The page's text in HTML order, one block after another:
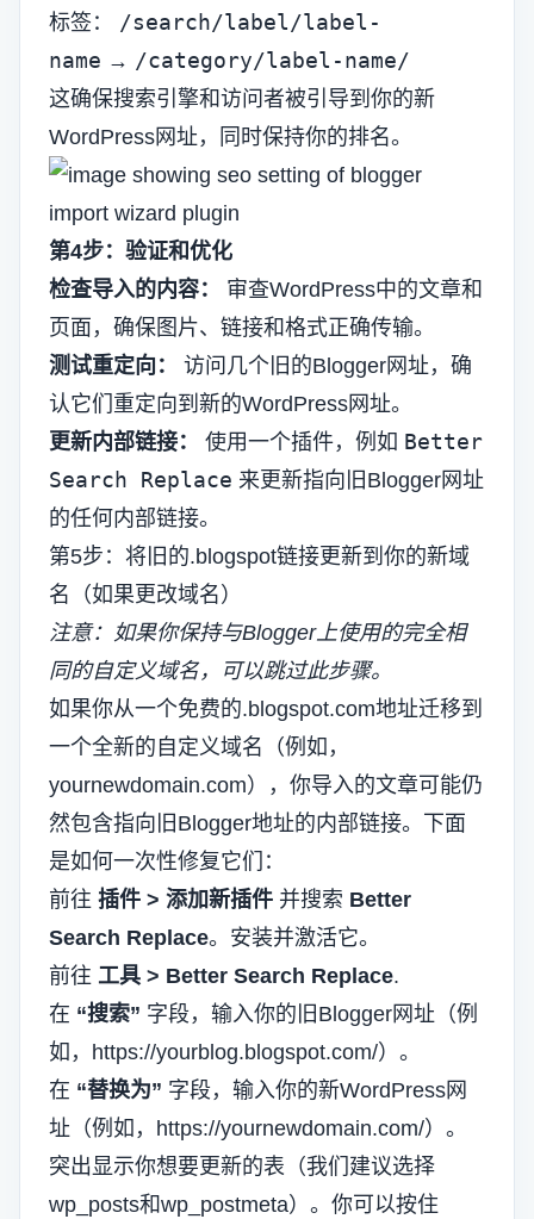
标签： /search/label/label-
name → /category/label-name/
这确保搜索引擎和访问者被引导到你的新
WordPress网址，同时保持你的排名。
第4步：验证和优化
检查导入的内容：
审查WordPress中的文章和
页面，确保图片、链接和格式正确传输。
测试重定向：
访问几个旧的Blogger网址，确
认它们重定向到新的WordPress网址。
更新内部链接：
使用一个插件，例如 Better
Search Replace 来更新指向旧Blogger网址
的任何内部链接。
第5步：将旧的.blogspot链接更新到你的新域
名（如果更改域名）
注意：如果你保持与Blogger上使用的完全相
同的自定义域名，可以跳过此步骤。
如果你从一个免费的.blogspot.com地址迁移到
一个全新的自定义域名（例如，
yournewdomain.com），你导入的文章可能仍
然包含指向旧Blogger地址的内部链接。下面
是如何一次性修复它们：
前往 插件 > 添加新插件 并搜索 Better
Search Replace。安装并激活它。
前往 工具 > Better Search Replace.
在 “搜索” 字段，输入你的旧Blogger网址（例
如，https://yourblog.blogspot.com/）。
在 “替换为” 字段，输入你的新WordPress网
址（例如，https://yournewdomain.com/）。
突出显示你想要更新的表（我们建议选择
wp_posts和wp_postmeta）。你可以按住